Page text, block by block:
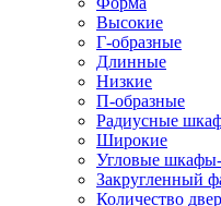
Высокие
Г-образные
Длинные
Низкие
П-образные
Радиусные
Широкие
Угловые
Закругленный
Количество